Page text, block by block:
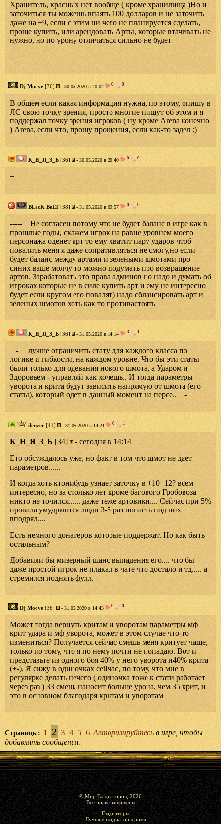
Хранитель, красных нет вообще ( кроме хранилища )Но и
заточиться ты можешь впаять 100 долларов и не заточить
даже на +9, если с этим ни чего не планируется сделать,
проще купить, или арендовать Арты, которые втачивать не
нужно, но по урону отличаться сильно не будет
Dj Moove [36] - 30.05.2020 в 20:02 0 0
В общем если какая информация нужна, по этому, опишу в
ЛС свою точку зрения, просто многие пишут об этом и я
поддержал точку зрения игроков ( ну кроме Arena конечно
) Arena, если что, прошу прощения, если как-то задел :)
К_Н_Я_З_Ь [36] - 30.05.2020 в 20:40 0 0
+
BLacK BeLT[38] - 31.05.2020 в 09:57 0 0
----- Не согласен потому что не будет баланс в игре как в
прошлые годы, скажем игрок на равне уровнем моего
персонажа оденет арт то ему хватит пару ударов чтоб
повалить меня я даже сопративляться не смогу,но если
будет баланс между артами и зелеными шмотами про
синих ваше молчу то можно подумать про возврашение
артов. Зарабатовать это права админов но надо и думать об
игроках которые не в силе купить арт и ему не интересно
будет если кругом его повалят) надо сблансировать арт и
зеленых шмотов хоть как то противастоять
К_Н_Я_З_Ь [36] - 31.05.2020 в 14:14 3 1
- лучше ограничить стату для каждого класса по
логике и гибкости, на каждом уровне. Что бы эти статы
были только для одевания нового шмота, а Ударом и
Здоровьем - управляй как хочешь.. И тогда параметры
уворота и крита будут зависить напрямую от шмота (его
статы), который одет в данный момент на персе.. -
denver [41] - 31.05.2020 в 14:21 0 1
К_Н_Я_З_Ь[34]
- cегодня в 14:14
Ето обсуждалось уже, но факт в том что шмот не дает
параметров......
И когда хоть ктонибудь узнает заточку в +10+12? всем
интересно, но за столько лет кроме багового Гробовоза
никто не точился...... даже теже артовики.... Сейчас при 5%
провала умудряются люди 3-5 раз попасть под них
вподряд....
Есть немного донатеров которые поддержат. Но как быть
остальным?
Добавили бы мизерный шанс выпадения его.... что бы
даже простой игрок не плакал в чате что достало и тд..... а
стремился поднять фулл.
Dj Moove [36] - 31.05.2020 в 14:43 0 0
Может тогда вернуть критам и уворотам параметры мф
крит удара и мф уворота, может в этом случае что-то
измениться? Получается сейчас смешь меня критует чаще,
только по тому, что я по нему почти не попадаю. Вот и
представьте из одного боя 40% у него уворота и40% крита
(+-). Я сижу в одиночках сейчас, по тому, что мне в
регулярке делать нечего ( одиночка тоже к стати работает
через раз ) 33 смеш, наносит больше урона, чем 35 крит, и
это в основном благодаря критам и уворотам
Страницы: 1 2 3 4 5 6 Авторизируйтесь в игре, чтобы
добавлять сообщения.
©Мир Гладиаторов , 2026
Все права защищены
Гладиаторы
Лучшие гладиаторы рима